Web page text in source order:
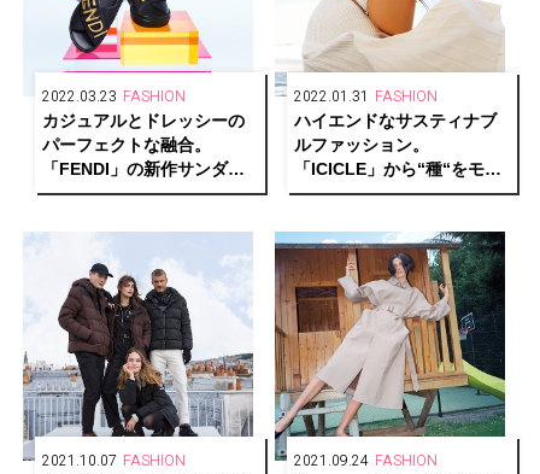
2022.03.23 FASHION
カジュアルとドレッシーの
パーフェクトな融合。
「FENDI」の新作サンダル
で洗練された足元を。
2022.01.31 FASHION
ハイエンドなサスティナブ
ルファッション。
「ICICLE」から“種“をモチ
ーフにしたアイコンバッグ
2021.10.07 FASHION 2021.09.24 FASHION